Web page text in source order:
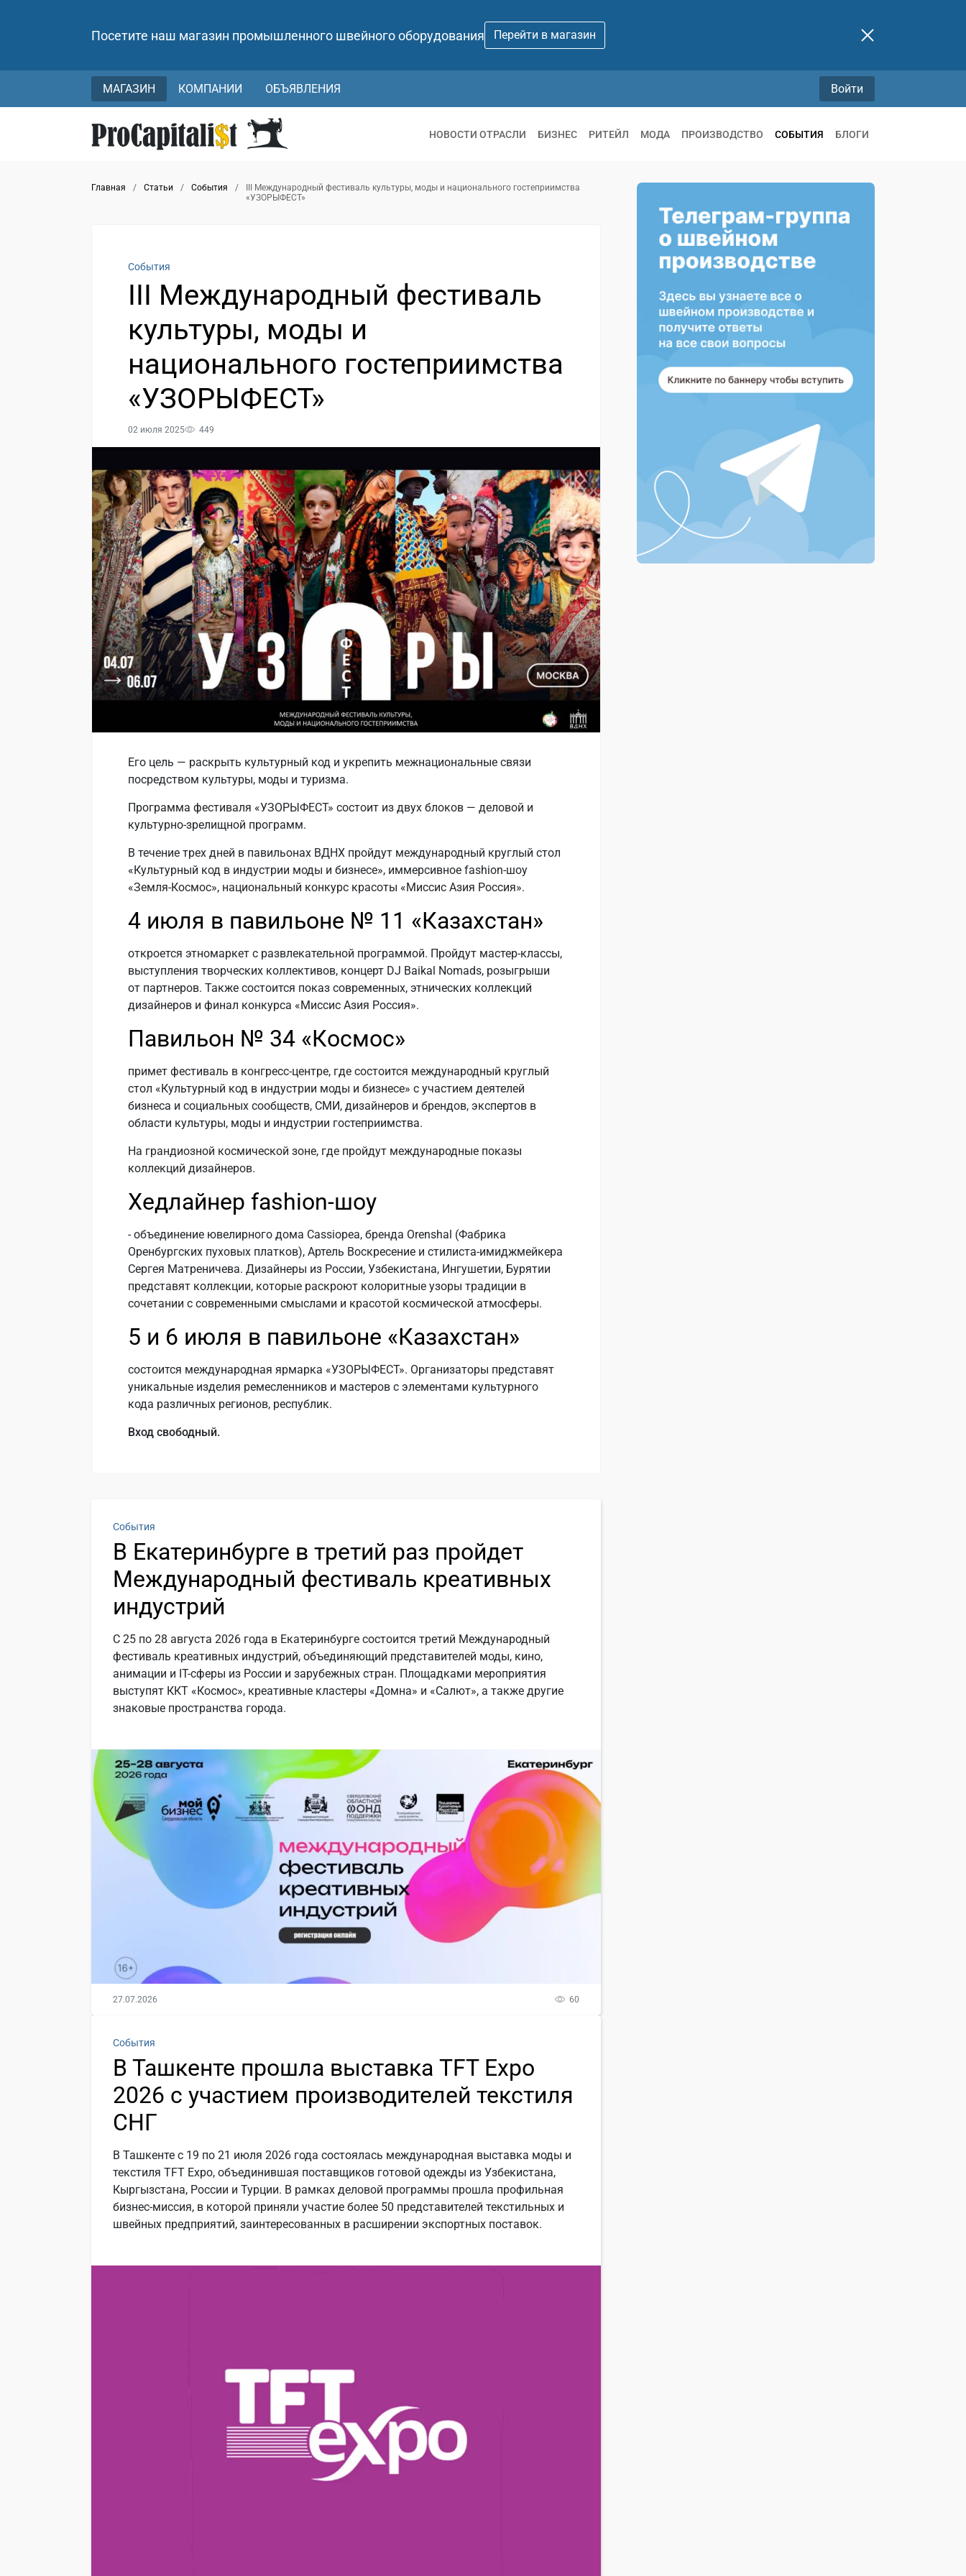
Посетите наш магазин промышленного швейного оборудования Перейти в магазин
МАГАЗИН КОМПАНИИ ОБЪЯВЛЕНИЯ Войти
НОВОСТИ ОТРАСЛИ БИЗНЕС РИТЕЙЛ МОДА ПРОИЗВОДСТВО СОБЫТИЯ БЛОГИ
Главная / Статьи / События /
III Международный фестиваль культуры, моды и национального гостеприимства
«УЗОРЫФЕСТ»
События
III Международный фестиваль
культуры, моды и
национального гостеприимства
«УЗОРЫФЕСТ»
02 июля 2025 449
Его цель — раскрыть культурный код и укрепить межнациональные связи
посредством культуры, моды и туризма.
Программа фестиваля «УЗОРЫФЕСТ» состоит из двух блоков — деловой и
культурно-зрелищной программ.
В течение трех дней в павильонах ВДНХ пройдут международный круглый стол
«Культурный код в индустрии моды и бизнесе», иммерсивное fashion-шоу
«Земля-Космос», национальный конкурс красоты «Миссис Азия Россия».
4 июля в павильоне № 11 «Казахстан»
откроется этномаркет с развлекательной программой. Пройдут мастер-классы,
выступления творческих коллективов, концерт DJ Baikal Nomads, розыгрыши
от партнеров. Также состоится показ современных, этнических коллекций
дизайнеров и финал конкурса «Миссис Азия Россия».
Павильон № 34 «Космос»
примет фестиваль в конгресс-центре, где состоится международный круглый
стол «Культурный код в индустрии моды и бизнесе» с участием деятелей
бизнеса и социальных сообществ, СМИ, дизайнеров и брендов, экспертов в
области культуры, моды и индустрии гостеприимства.
На грандиозной космической зоне, где пройдут международные показы
коллекций дизайнеров.
Хедлайнер fashion-шоу
- объединение ювелирного дома Cassiopea, бренда Orenshal (Фабрика
Оренбургских пуховых платков), Артель Воскресение и стилиста-имиджмейкера
Сергея Матреничева. Дизайнеры из России, Узбекистана, Ингушетии, Бурятии
представят коллекции, которые раскроют колоритные узоры традиции в
сочетании с современными смыслами и красотой космической атмосферы.
5 и 6 июля в павильоне «Казахстан»
состоится международная ярмарка «УЗОРЫФЕСТ». Организаторы представят
уникальные изделия ремесленников и мастеров с элементами культурного
кода различных регионов, республик.
Вход свободный.
События
В Екатеринбурге в третий раз пройдет
Международный фестиваль креативных
индустрий
С 25 по 28 августа 2026 года в Екатеринбурге состоится третий Международный
фестиваль креативных индустрий, объединяющий представителей моды, кино,
анимации и IT-сферы из России и зарубежных стран. Площадками мероприятия
выступят ККТ «Космос», креативные кластеры «Домна» и «Салют», а также другие
знаковые пространства города.
27.07.2026 60
События
В Ташкенте прошла выставка TFT Expo
2026 с участием производителей текстиля
СНГ
В Ташкенте с 19 по 21 июля 2026 года состоялась международная выставка моды и
текстиля TFT Expo, объединившая поставщиков готовой одежды из Узбекистана,
Кыргызстана, России и Турции. В рамках деловой программы прошла профильная
бизнес-миссия, в которой приняли участие более 50 представителей текстильных и
швейных предприятий, заинтересованных в расширении экспортных поставок.